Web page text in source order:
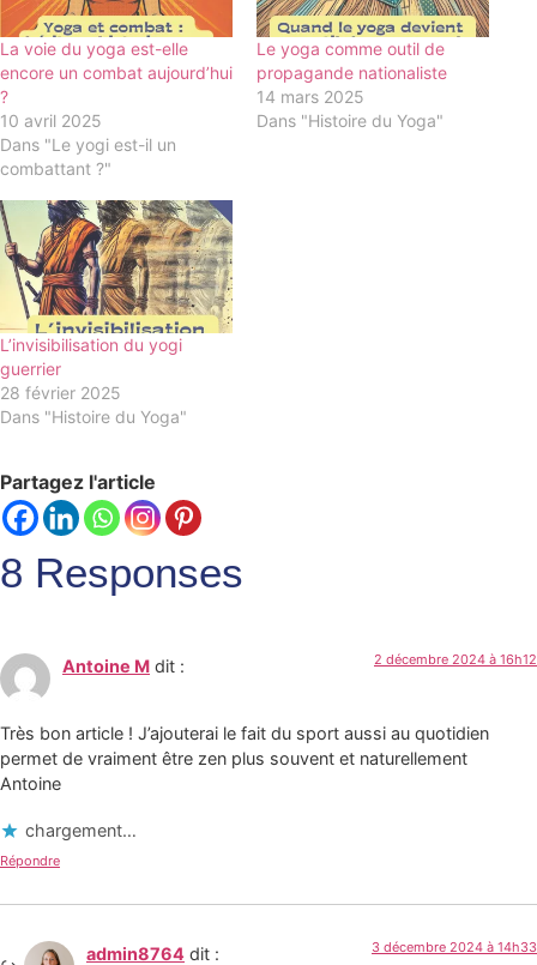
La voie du yoga est-elle
encore un combat aujourd’hui
?
10 avril 2025
Dans "Le yogi est-il un
combattant ?"
Le yoga comme outil de
propagande nationaliste
14 mars 2025
Dans "Histoire du Yoga"
L’invisibilisation du yogi
guerrier
28 février 2025
Dans "Histoire du Yoga"
Partagez l'article
8 Responses
Antoine M dit : 2 décembre 2024 à 16h12
Très bon article ! J’ajouterai le fait du sport aussi au quotidien
permet de vraiment être zen plus souvent et naturellement
Antoine
chargement…
Répondre
admin8764 dit : 3 décembre 2024 à 14h33